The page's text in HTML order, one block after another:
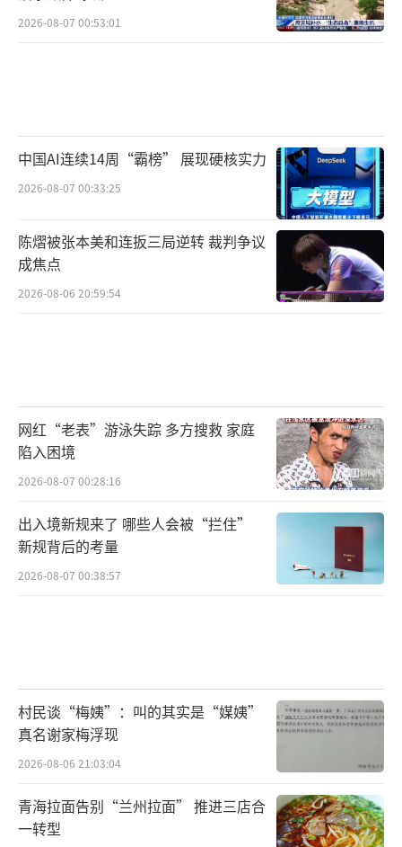
2026-08-07 00:53:01
中国AI连续14周“霸榜” 展现硬核实力
2026-08-07 00:33:25
陈熠被张本美和连扳三局逆转 裁判争议
成焦点
2026-08-06 20:59:54
网红“老表”游泳失踪 多方搜救 家庭
陷入困境
2026-08-07 00:28:16
出入境新规来了 哪些人会被“拦住”
新规背后的考量
2026-08-07 00:38:57
村民谈“梅姨”：叫的其实是“媒姨”
真名谢家梅浮现
2026-08-06 21:03:04
青海拉面告别“兰州拉面” 推进三店合
一转型